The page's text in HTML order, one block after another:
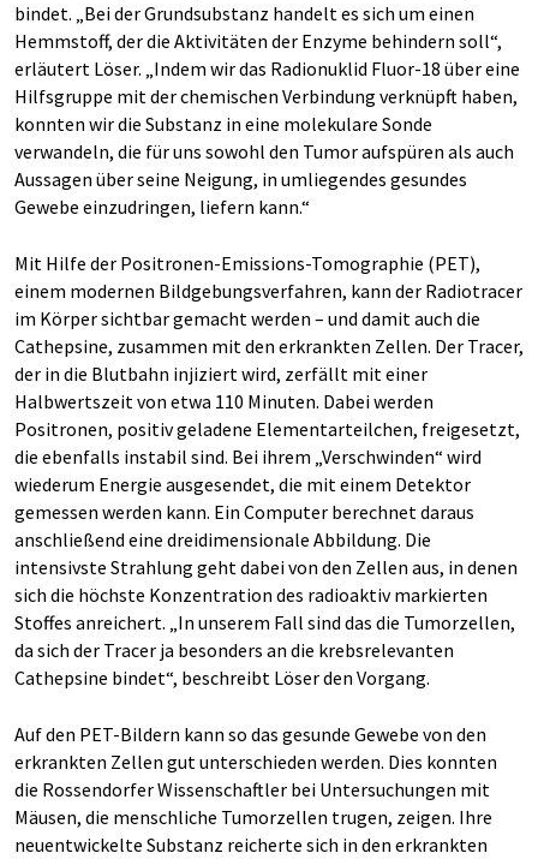
bindet. „Bei der Grundsubstanz handelt es sich um einen
Hemmstoff, der die Aktivitäten der Enzyme behindern soll“,
erläutert Löser. „Indem wir das Radionuklid Fluor-18 über eine
Hilfsgruppe mit der chemischen Verbindung verknüpft haben,
konnten wir die Substanz in eine molekulare Sonde
verwandeln, die für uns sowohl den Tumor aufspüren als auch
Aussagen über seine Neigung, in umliegendes gesundes
Gewebe einzudringen, liefern kann.“
Mit Hilfe der Positronen-Emissions-Tomographie (PET),
einem modernen Bildgebungsverfahren, kann der Radiotracer
im Körper sichtbar gemacht werden – und damit auch die
Cathepsine, zusammen mit den erkrankten Zellen. Der Tracer,
der in die Blutbahn injiziert wird, zerfällt mit einer
Halbwertszeit von etwa 110 Minuten. Dabei werden
Positronen, positiv geladene Elementarteilchen, freigesetzt,
die ebenfalls instabil sind. Bei ihrem „Verschwinden“ wird
wiederum Energie ausgesendet, die mit einem Detektor
gemessen werden kann. Ein Computer berechnet daraus
anschließend eine dreidimensionale Abbildung. Die
intensivste Strahlung geht dabei von den Zellen aus, in denen
sich die höchste Konzentration des radioaktiv markierten
Stoffes anreichert. „In unserem Fall sind das die Tumorzellen,
da sich der Tracer ja besonders an die krebsrelevanten
Cathepsine bindet“, beschreibt Löser den Vorgang.
Auf den PET-Bildern kann so das gesunde Gewebe von den
erkrankten Zellen gut unterschieden werden. Dies konnten
die Rossendorfer Wissenschaftler bei Untersuchungen mit
Mäusen, die menschliche Tumorzellen trugen, zeigen. Ihre
neuentwickelte Substanz reicherte sich in den erkrankten